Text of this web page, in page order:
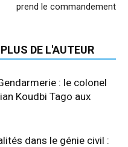
prend le commandement
PLUS DE L'AUTEUR
: le colonel
Koudbi Tago aux
dans le génie civil :